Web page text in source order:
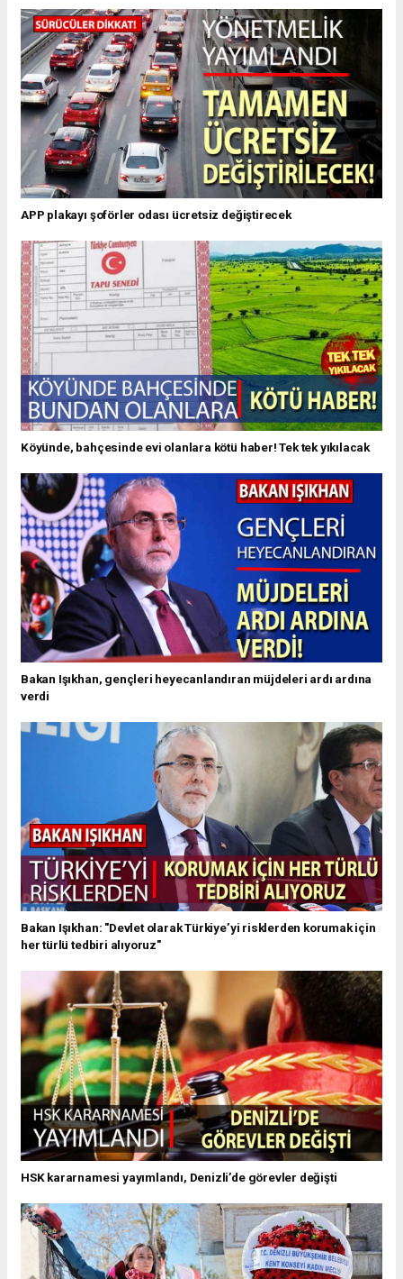
APP plakayı şoförler odası ücretsiz değiştirecek
Köyünde, bahçesinde evi olanlara kötü haber! Tek tek yıkılacak
Bakan Işıkhan, gençleri heyecanlandıran müjdeleri ardı ardına
verdi
Bakan Işıkhan: "Devlet olarak Türkiye’yi risklerden korumak için
her türlü tedbiri alıyoruz"
HSK kararnamesi yayımlandı, Denizli’de görevler değişti